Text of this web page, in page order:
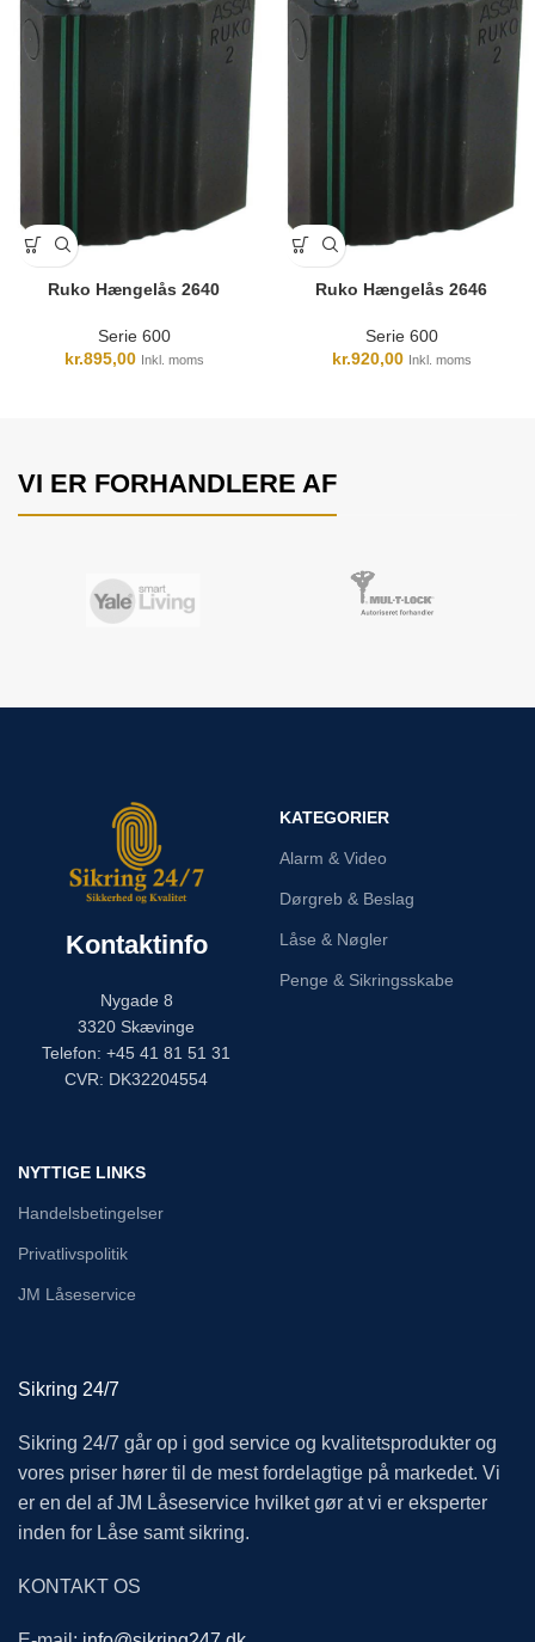
Ruko Hængelås 2640
Serie 600
kr.895,00 Inkl. moms
Ruko Hængelås 2646
Serie 600
kr.920,00 Inkl. moms
VI ER FORHANDLERE AF
Kontaktinfo
Nygade 8
3320 Skævinge
Telefon: +45 41 81 51 31
CVR: DK32204554
KATEGORIER
Alarm & Video
Dørgreb & Beslag
Låse & Nøgler
Penge & Sikringsskabe
NYTTIGE LINKS
Handelsbetingelser
Privatlivspolitik
JM Låseservice
Sikring 24/7
Sikring 24/7 går op i god service og kvalitetsprodukter og
vores priser hører til de mest fordelagtige på markedet. Vi
er en del af JM Låseservice hvilket gør at vi er eksperter
inden for Låse samt sikring.
KONTAKT OS